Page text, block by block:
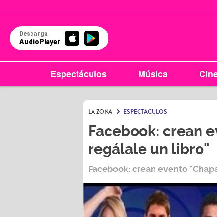
Descarga
AudioPlayer
Espectáculos Música
LA ZONA ESPECTÁCULOS
Facebook: crean
regálale un libro"
Facebook: crean evento